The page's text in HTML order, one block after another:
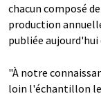
chacun composé
production
publiée aujourd'hui
"À notre
loin l'échantillon le